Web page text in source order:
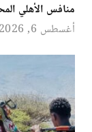
منافس الأهلي
أغسطس 6, 2026